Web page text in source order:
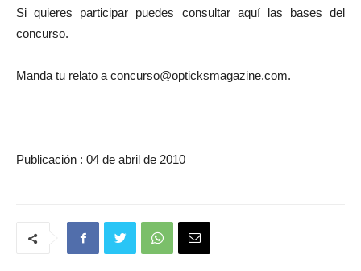
Si quieres participar puedes consultar aquí las bases del
concurso.
Manda tu relato a concurso@opticksmagazine.com.
Publicación : 04 de abril de 2010